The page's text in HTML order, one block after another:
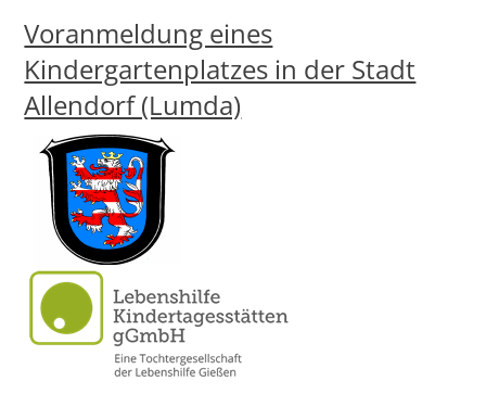
Voranmeldung eines
Kindergartenplatzes in der Stadt
Allendorf (Lumda)